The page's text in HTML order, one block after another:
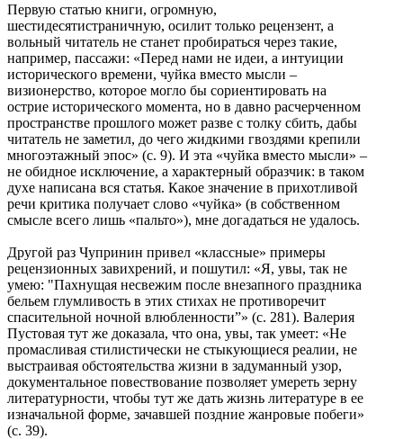
Первую статью книги, огромную,
шестидесятистраничную, осилит только рецензент, а
вольный читатель не станет пробираться через такие,
например, пассажи: «Перед нами не идеи, а интуиции
исторического времени, чуйка вместо мысли –
визионерство, которое могло бы сориентировать на
острие исторического момента, но в давно расчерченном
пространстве прошлого может разве с толку сбить, дабы
читатель не заметил, до чего жидкими гвоздями крепили
многоэтажный эпос» (с. 9). И эта «чуйка вместо мысли» –
не обидное исключение, а характерный образчик: в таком
духе написана вся статья. Какое значение в прихотливой
речи критика получает слово «чуйка» (в собственном
смысле всего лишь «пальто»), мне догадаться не удалось.
Другой раз Чупринин привел «классные» примеры
рецензионных завихрений, и пошутил: «Я, увы, так не
умею: "Пахнущая несвежим после внезапного праздника
бельем глумливость в этих стихах не противоречит
спасительной ночной влюбленности”» (с. 281). Валерия
Пустовая тут же доказала, что она, увы, так умеет: «Не
промасливая стилистически не стыкующиеся реалии, не
выстраивая обстоятельства жизни в задуманный узор,
документальное повествование позволяет умереть зерну
литературности, чтобы тут же дать жизнь литературе в ее
изначальной форме, зачавшей поздние жанровые побеги»
(с. 39).